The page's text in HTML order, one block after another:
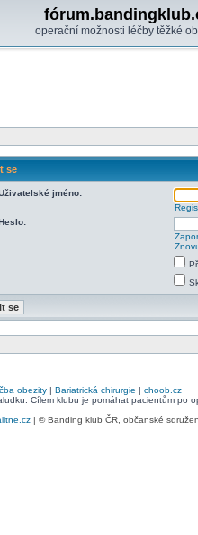
operační možnosti léčby těžké
se
jméno:
obezity| Bariatrická chirurgie | choob.cz
Cílem klubu je pomáhat pacientům po
| © Banding klub ČR, občanské